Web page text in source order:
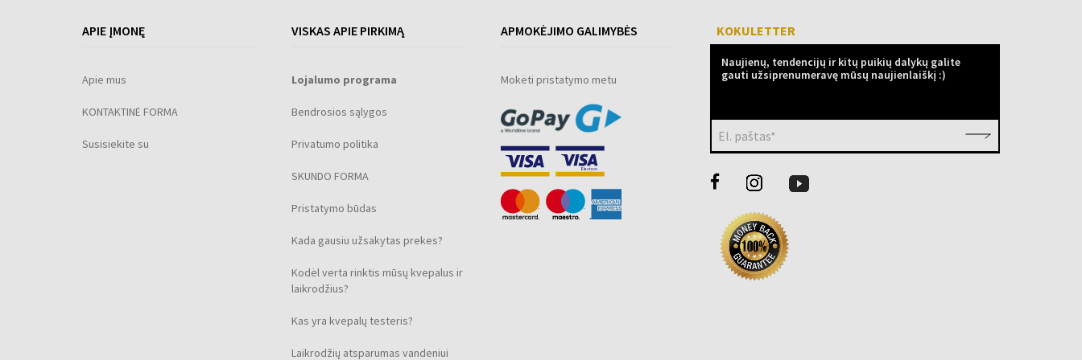
APIE ĮMONĘ
Apie mus
KONTAKTINĖ FORMA
Susisiekite su
VISKAS APIE PIRKIMĄ
Lojalumo programa
Bendrosios sąlygos
Privatumo politika
SKUNDO FORMA
Pristatymo būdas
Kada gausiu užsakytas prekes?
Kodėl verta rinktis mūsų kvepalus ir
laikrodžius?
Kas yra kvepalų testeris?
Laikrodžių atsparumas vandeniui
APMOKĖJIMO GALIMYBĖS
Mokėti pristatymo metu
KOKULETTER
Naujienų, tendencijų ir kitų puikių dalykų galite
gauti užsiprenumeravę mūsų naujienlaiškį :)
El. paštas*